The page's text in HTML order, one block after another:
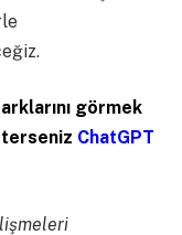
görmek
ChatGPT